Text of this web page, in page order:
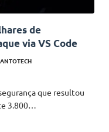
de
via VS Code
que resultou
3.800…